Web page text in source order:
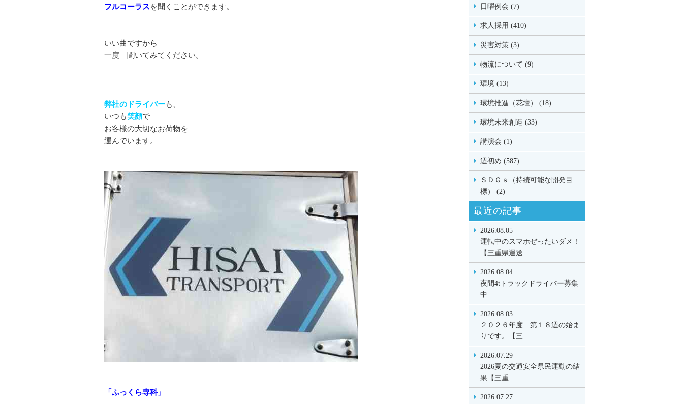
フルコーラスを聞くことができます。
いい曲ですから
一度　聞いてみてください。
弊社のドライバーも、
いつも笑顔で
お客様の大切なお荷物を
運んでいます。
日曜例会 (7)
求人採用 (410)
災害対策 (3)
物流について (9)
環境 (13)
環境推進（花壇） (18)
環境未来創造 (33)
講演会 (1)
週初め (587)
ＳＤＧｓ（持続可能な開発目
標） (2)
最近の記事
2026.08.05
運転中のスマホぜったいダメ！
【三重県運送…
2026.08.04
夜間4tトラックドライバー募集
中
2026.08.03
２０２６年度 第１８週の始ま
りです。【三…
2026.07.29
2026夏の交通安全県民運動の結
果【三重…
2026.07.27